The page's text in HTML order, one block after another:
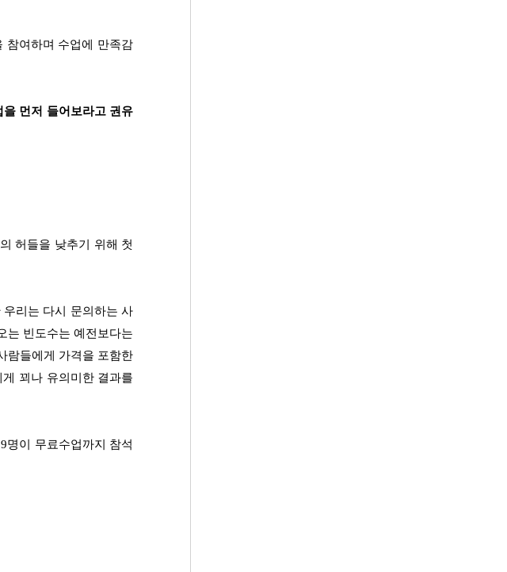
참여하며 수업에 만족감
먼저 들어보라고 권유
허들을 낮추기 위해 첫
리는 다시 문의하는 사
는 빈도수는 예전보다는
람들에게 가격을 포함한
꾀나 유의미한 결과를
명이 무료수업까지 참석